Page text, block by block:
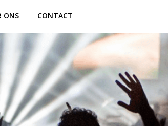
ONS CONTACT